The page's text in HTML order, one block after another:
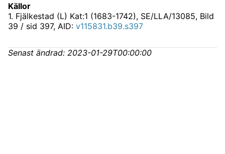
Källor
1. Fjälkestad (L) Kat:1 (1683-1742), SE/LLA/13085, Bild
39 / sid 397, AID: v115831.b39.s397
Senast ändrad: 2023-01-29T00:00:00